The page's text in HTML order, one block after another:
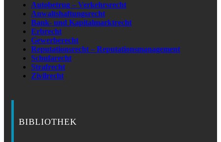
Autobetrug – Verkehrsrecht
Anwaltshaftungsrecht
Bank- und Kapitalmarktrecht
Erbrecht
Gewerberecht
Reputationsrecht – Reputationsmanagement
Schufarecht
Strafrecht
Zivilrecht
BIBLIOTHEK